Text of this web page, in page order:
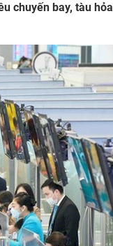
chuyến bay, tàu hỏa